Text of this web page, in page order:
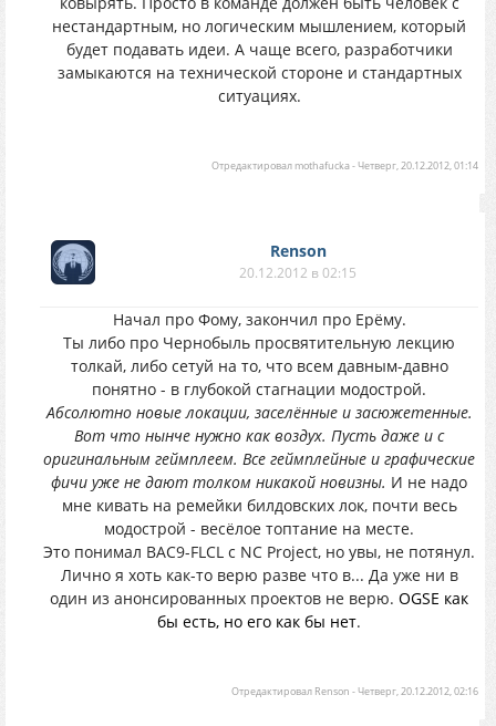
нестандартным, но логическим мышлением, который
будет подавать идеи. А чаще всего, разработчики
замыкаются на технической стороне и стандартных
ситуациях.
Отредактировал mothafucka-Четверг, 20.12.2012, 01:14
Renson
20.12.2012 в 02:15
Начал про Фому, закончил про Ерёму.
Ты либо про Чернобыль просвятительную лекцию
толкай, либо сетуй на то, что всем давным-давно
понятно - в глубокой стагнации модострой.
Абсолютно новые локации, заселённые и засюжетенные.
Вот что нынче нужно как воздух. Пусть даже и с
оригинальным геймплеем. Все геймплейные и графические
фичи уже не дают толком никакой новизны. И не надо
мне кивать на ремейки билдовских лок, почти весь
модострой - весёлое топтание на месте.
Это понимал BAC9-FLCL с NC Project, но увы, не потянул.
Лично я хоть как-то верю разве что в... Да уже ни в
один из анонсированных проектов не верю. OGSE как
бы есть, но его как бы нет.
Отредактировал Renson -Четверг, 20.12.2012, 02:16